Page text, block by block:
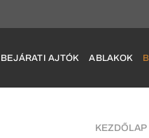
BEJÁRATI AJTÓK ABLAKOK
KEZDŐLAP